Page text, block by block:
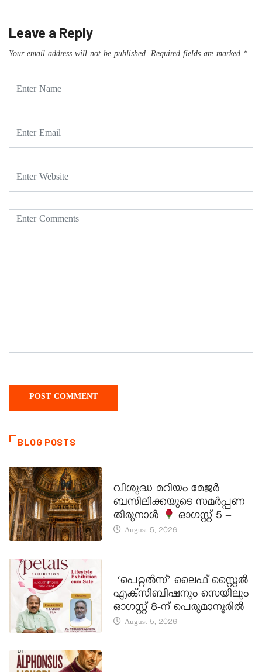
Leave a Reply
Your email address will not be published. Required fields are marked *
BLOG POSTS
വിശുദ്ധ മറിയം മേജർ
ബസിലിക്കയുടെ സമർപ്പണ
തിരുനാൾ
ഓഗസ്റ്റ് 5 –
August 5, 2026
‘പെറ്റൽസ്’ ലൈഫ് സ്റ്റൈൽ
എക്സിബിഷനും സെയിലും
ഓഗസ്റ്റ് 8-ന് പെരുമാനൂരിൽ
August 5, 2026